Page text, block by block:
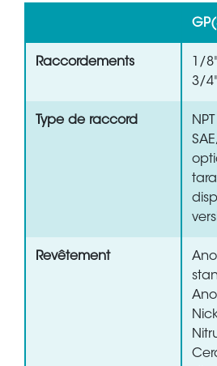
Raccordements
1/
3/
Type de raccord
Revêtement